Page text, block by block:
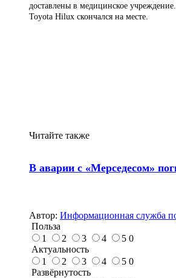
доставлены в медицинское
Toyota Hilux скончался на месте.
Читайте также
В аварии с «Мерседесом»
Автор: Информационная служба
Польза
1
2 3 4 5 0
Актуальность
1
2 3 4 5 0
Развёрнутость